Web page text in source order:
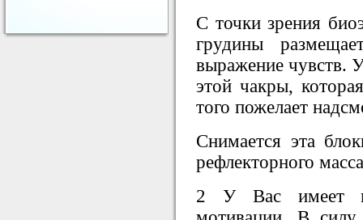
С точки зрения
грудины
выражение чувств.
этой чакры,
того пожелает
Снимается эта
рефлекторного
2 У Вас имеет